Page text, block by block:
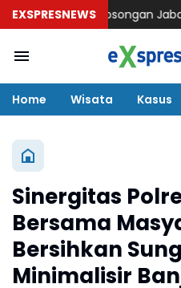
EXSPRESNEWS
Mengisi Kekosongan Jabatan
Home Wisata Kasus
Sinergitas
Bersama
Bersihkan
Minimalisir